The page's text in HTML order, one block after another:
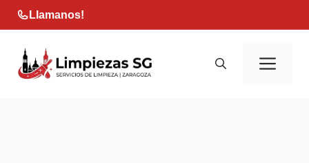
Saltar
al
contenido
Llamanos!